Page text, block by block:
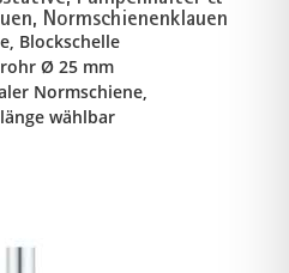
Normschienenklauen
Blockschelle
Ø 25 mm
Normschiene,
wählbar